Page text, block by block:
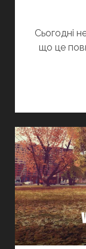
Сьогодні
що це